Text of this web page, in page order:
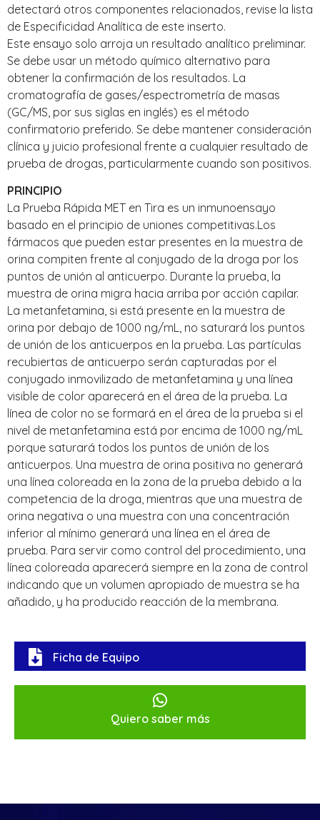
detectará otros componentes relacionados, revise la lista
de Especificidad Analítica de este inserto.
Este ensayo solo arroja un resultado analítico preliminar.
Se debe usar un método químico alternativo para
obtener la confirmación de los resultados. La
cromatografía de gases/espectrometría de masas
(GC/MS, por sus siglas en inglés) es el método
confirmatorio preferido. Se debe mantener consideración
clínica y juicio profesional frente a cualquier resultado de
prueba de drogas, particularmente cuando son positivos.
PRINCIPIO
La Prueba Rápida MET en Tira es un inmunoensayo
basado en el principio de uniones competitivas.Los
fármacos que pueden estar presentes en la muestra de
orina compiten frente al conjugado de la droga por los
puntos de unión al anticuerpo. Durante la prueba, la
muestra de orina migra hacia arriba por acción capilar.
La metanfetamina, si está presente en la muestra de
orina por debajo de 1000 ng/mL, no saturará los puntos
de unión de los anticuerpos en la prueba. Las partículas
recubiertas de anticuerpo serán capturadas por el
conjugado inmovilizado de metanfetamina y una línea
visible de color aparecerá en el área de la prueba. La
línea de color no se formará en el área de la prueba si el
nivel de metanfetamina está por encima de 1000 ng/mL
porque saturará todos los puntos de unión de los
anticuerpos. Una muestra de orina positiva no generará
una línea coloreada en la zona de la prueba debido a la
competencia de la droga, mientras que una muestra de
orina negativa o una muestra con una concentración
inferior al mínimo generará una línea en el área de
prueba. Para servir como control del procedimiento, una
línea coloreada aparecerá siempre en la zona de control
indicando que un volumen apropiado de muestra se ha
añadido, y ha producido reacción de la membrana.
Ficha de Equipo
Quiero saber más